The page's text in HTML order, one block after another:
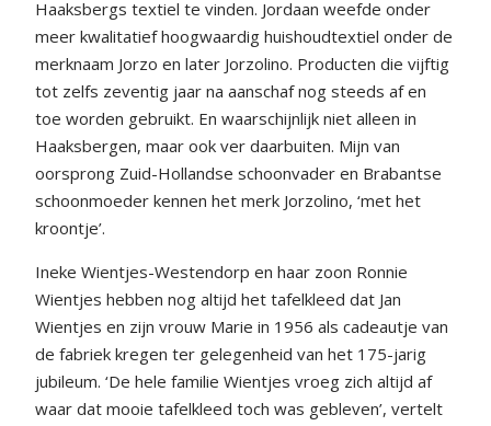
Haaksbergs textiel te vinden. Jordaan weefde onder
meer kwalitatief hoogwaardig huishoudtextiel onder de
merknaam Jorzo en later Jorzolino. Producten die vijftig
tot zelfs zeventig jaar na aanschaf nog steeds af en
toe worden gebruikt. En waarschijnlijk niet alleen in
Haaksbergen, maar ook ver daarbuiten. Mijn van
oorsprong Zuid-Hollandse schoonvader en Brabantse
schoonmoeder kennen het merk Jorzolino, ‘met het
kroontje’.
Ineke Wientjes-Westendorp en haar zoon Ronnie
Wientjes hebben nog altijd het tafelkleed dat Jan
Wientjes en zijn vrouw Marie in 1956 als cadeautje van
de fabriek kregen ter gelegenheid van het 175-jarig
jubileum. ‘De hele familie Wientjes vroeg zich altijd af
waar dat mooie tafelkleed toch was gebleven’, vertelt